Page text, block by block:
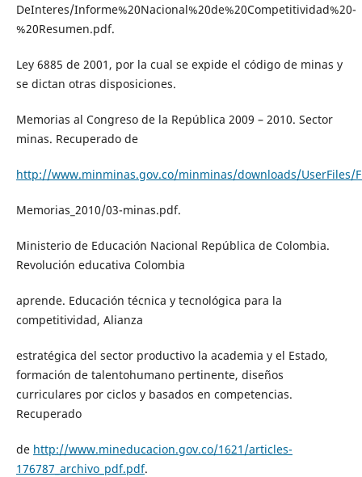
DeInteres/Informe%20Nacional%20de%20Competitividad%20-
%20Resumen.pdf.
Ley 6885 de 2001, por la cual se expide el código de minas y
se dictan otras disposiciones.
Memorias al Congreso de la República 2009 – 2010. Sector
minas. Recuperado de
http://www.minminas.gov.co/minminas/downloads/UserFiles/
Memorias_2010/03-minas.pdf.
Ministerio de Educación Nacional República de Colombia.
Revolución educativa Colombia
aprende. Educación técnica y tecnológica para la
competitividad, Alianza
estratégica del sector productivo la academia y el Estado,
formación de talentohumano pertinente, diseños
curriculares por ciclos y basados en competencias.
Recuperado
de http://www.mineducacion.gov.co/1621/articles-
176787_archivo_pdf.pdf.